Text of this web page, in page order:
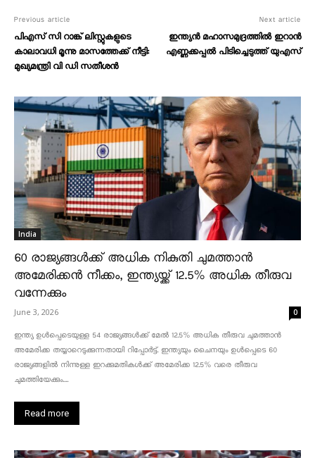
Previous article
പിഎസ് സി റാങ്ക് ലിസ്റ്റുകളുടെ
കാലാവധി മൂന്നു മാസത്തേക്ക് നീട്ടി:
മുഖ്യമന്ത്രി വി ഡി സതീശൻ
Next article
ഇന്ത്യൻ മഹാസമുദ്രത്തിൽ ഇറാൻ
എണ്ണക്കപ്പൽ പിടിച്ചെടുത്ത് യുഎസ്
India
60 രാജ്യങ്ങൾക്ക് അധിക നികുതി ചുമത്താൻ
അമേരിക്കൻ നീക്കം, ഇന്ത്യയ്ക്ക് 12.5% അധിക തീരുവ
വന്നേക്കും
June 3, 2026 0
ഇന്ത്യ ഉൾപ്പെടെയുള്ള 54 രാജ്യങ്ങൾക്ക് മേൽ 12.5% അധിക തീരുവ ചുമത്താൻ
അമേരിക്ക തയ്യാറെടുക്കുന്നതായി റിപ്പോർട്ട്. ഇന്ത്യയും ചൈനയും ഉൾപ്പെടെ 60
രാജ്യങ്ങളിൽ നിന്നുള്ള ഇറക്കുമതികൾക്ക് അമേരിക്ക 12.5% ​​വരെ തീരുവ
ചുമത്തിയേക്കും....
Read more